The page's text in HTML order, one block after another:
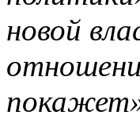
новой